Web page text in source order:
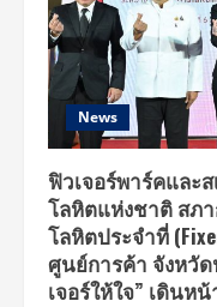
News
ฟิวเจอร์พาร์คและ
โลหิตแห่งชาติ สภ
โลหิตประจำที่
ศูนย์การค้า จังหวั
เจอร์ให้ใจ” เดินห